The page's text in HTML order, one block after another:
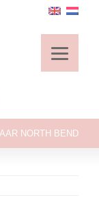
NORTH BEND